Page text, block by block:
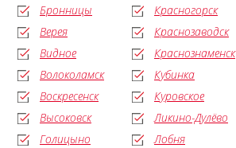
Бронницы
Верея
Видное
Волоколамск
Воскресенск
Высоковск
Голицыно
Красногорск
Краснозаводск
Краснознаменск
Кубинка
Куровское
Ликино-Дулёво
Лобня